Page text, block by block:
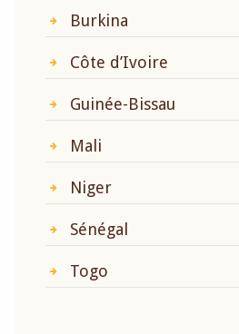
Burkina
Côte d’Ivoire
Guinée-Bissau
Mali
Niger
Sénégal
Togo